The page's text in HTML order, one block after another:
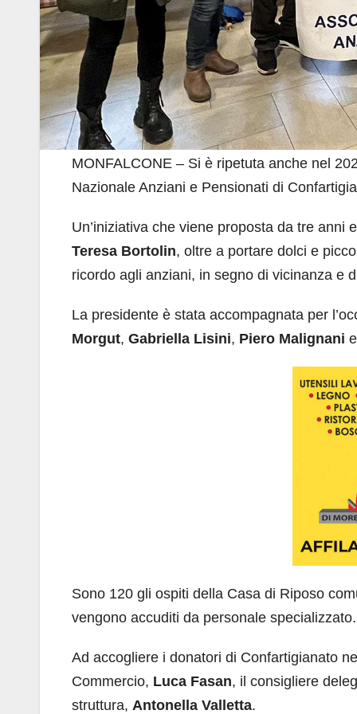
MONFALCONE – Si è ripetuta anche nel
Nazionale Anziani e Pensionati di
Un’iniziativa che viene proposta da tre anni
Teresa Bortolin, oltre a portare dolci e
ricordo agli anziani, in segno di vicinanza e
La presidente è stata accompagnata per
Morgut, Gabriella Lisini, Piero Malignani e
Sono 120 gli ospiti della Casa di Riposo
vengono accuditi da personale specializzato.
Ad accogliere i donatori di Confartigianato
Commercio, Luca Fasan, il consigliere
struttura, Antonella Valletta.